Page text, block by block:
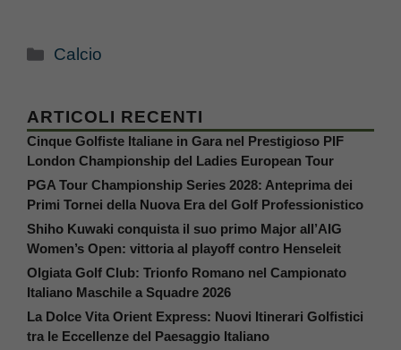
Categorie
Calcio
ARTICOLI RECENTI
Cinque Golfiste Italiane in Gara nel Prestigioso PIF
London Championship del Ladies European Tour
PGA Tour Championship Series 2028: Anteprima dei
Primi Tornei della Nuova Era del Golf Professionistico
Shiho Kuwaki conquista il suo primo Major all’AIG
Women’s Open: vittoria al playoff contro Henseleit
Olgiata Golf Club: Trionfo Romano nel Campionato
Italiano Maschile a Squadre 2026
La Dolce Vita Orient Express: Nuovi Itinerari Golfistici
tra le Eccellenze del Paesaggio Italiano